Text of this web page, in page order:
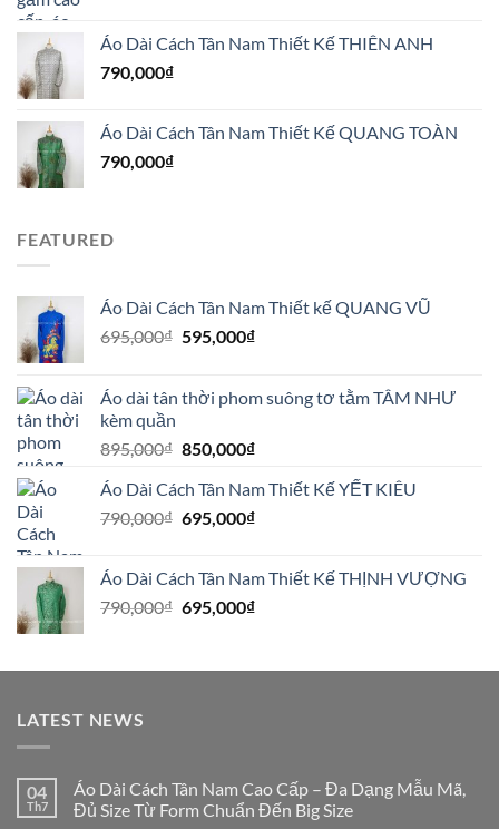
Áo Dài Cách Tân Nam Thiết Kế THIÊN ANH
790,000₫
Áo Dài Cách Tân Nam Thiết Kế QUANG TOÀN
790,000₫
FEATURED
Áo Dài Cách Tân Nam Thiết kế QUANG VŨ
695,000₫ Giá
695,000₫.
595,000₫Giá
là:
Áo dài tân thời phom suông tơ tằm TÂM NHƯ
kèm quần
895,000₫ Giá
là:
895,000₫.
850,000₫Giá
tại
là:
Áo Dài Cách Tân Nam Thiết Kế YẾT KIÊU
790,000₫ Giá
790,000₫.
695,000₫Giá
là:
695,000₫.
Áo Dài Cách Tân Nam Thiết Kế THỊNH VƯỢNG
790,000₫ Giá
790,000₫.
695,000₫Giá
là:
LATEST NEWS
04
Th7
Áo Dài Cách Tân Nam Cao Cấp – Đa Dạng Mẫu Mã,
Đủ Size Từ Form Chuẩn Đến Big Size